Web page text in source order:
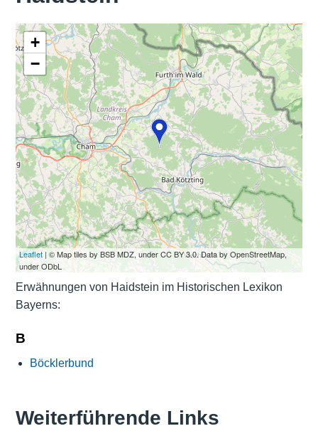
+
−
Leaflet| © Map tiles by BSB MDZ, under CC BY 3.0. Data by OpenStreetMap,
under ODbL
Erwähnungen von Haidstein im Historischen Lexikon
Bayerns:
B
Böcklerbund
Weiterführende Links